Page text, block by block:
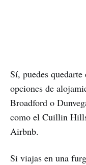
Sí, puedes
opciones de
Broadford o
como el Cuillin
Airbnb.
Si viajas en una